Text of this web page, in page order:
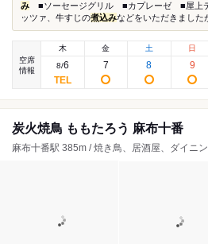
み ■ソーセージグリル ■カプレーゼ ■屋上
ッツァ、牛すじの煮込みなどをいただきました
空席
情報
木
8/6
金
7
土
8
日
9
炭火焼鳥 ももたろう 麻布十番
麻布十番駅 385m / 焼き鳥、居酒屋、ダイニ